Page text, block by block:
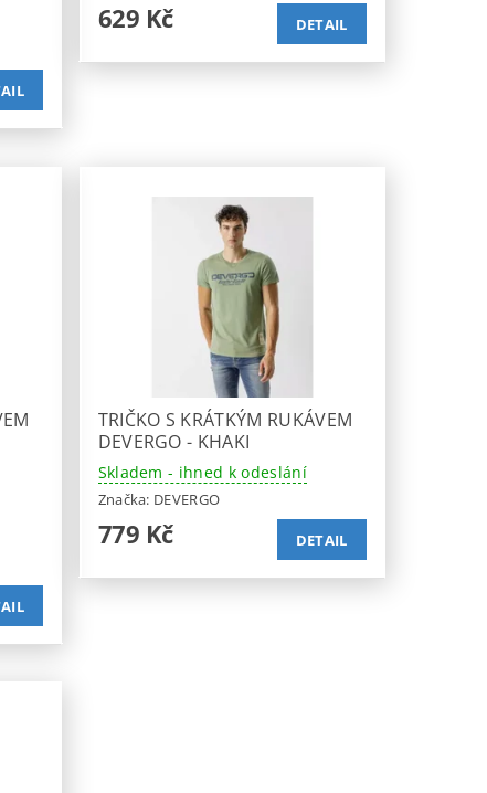
629 Kč DETAIL
TRIČKO S KRÁTKÝM RUKÁVEM
DEVERGO - KHAKI
Skladem - ihned k odeslání
Značka: DEVERGO
779 Kč DETAIL